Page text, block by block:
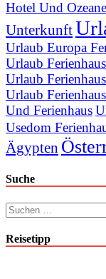
Hotel Und
Unterkunft
Urlaub Europa
Urlaub
Urlaub
Urlaub
Und Ferienhaus
Usedom
Ägypten
Suche
Suchen
nach:
Reisetipp